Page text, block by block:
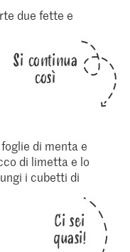
due fette e
Si continua
così
di menta e
di limetta e lo
i cubetti di
Ci sei
quasi!